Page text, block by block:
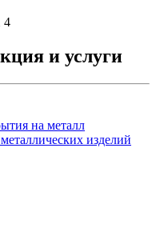
4
и услуги
на металл
изделий